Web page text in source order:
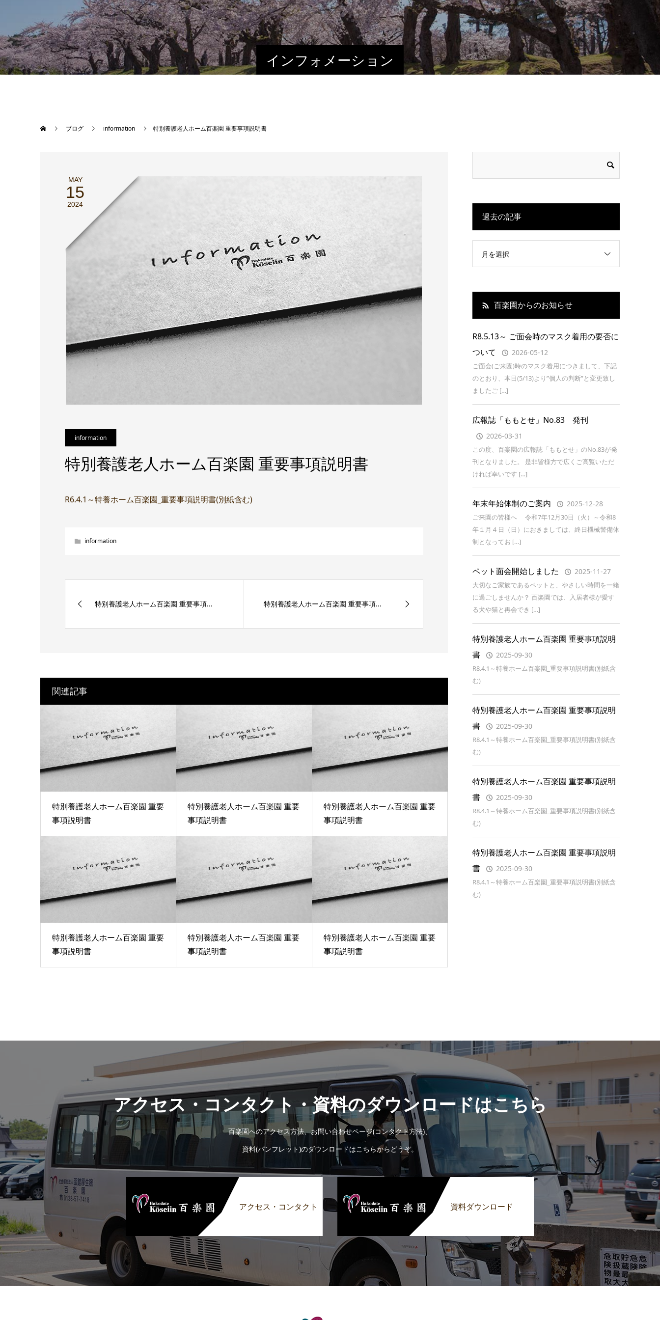
インフォメーション
ブログ information 特別養護老人ホーム百楽園 重要事項説明書
MAY
15
2024
information
特別養護老人ホーム百楽園 重要事項説明書
R6.4.1～特養ホーム百楽園_重要事項説明書(別紙含む)
information
特別養護老人ホーム百楽園 重要事項... 特別養護老人ホーム百楽園 重要事項...
関連記事
特別養護老人ホーム百楽園 重要
事項説明書
特別養護老人ホーム百楽園 重要
事項説明書
特別養護老人ホーム百楽園 重要
事項説明書
特別養護老人ホーム百楽園 重要
事項説明書
特別養護老人ホーム百楽園 重要
事項説明書
特別養護老人ホーム百楽園 重要
事項説明書
過去の記事
月を選択
百楽園からのお知らせ
R8.5.13～ ご面会時のマスク着用の要否に
ついて
2026-05-12
ご面会(ご来園)時のマスク着用につきまして、下記
のとおり、本日(5/13)より”個人の判断”と変更致し
ましたご […]
広報誌「ももとせ」No.83 発刊
2026-03-31
この度、百楽園の広報誌「ももとせ」のNo.83が発
刊となりました。 是非皆様方で広くご高覧いただ
ければ幸いです […]
年末年始体制のご案内 2025-12-28
ご来園の皆様へ 令和7年12月30日（火）～令和8
年１月４日（日）におきましては、終日機械警備体
制となってお […]
ペット面会開始しました 2025-11-27
大切なご家族であるペットと、やさしい時間を一緒
に過ごしませんか？ 百楽園では、入居者様が愛す
る犬や猫と再会でき […]
特別養護老人ホーム百楽園 重要事項説明
書
2025-09-30
R8.4.1～特養ホーム百楽園_重要事項説明書(別紙含
む)
特別養護老人ホーム百楽園 重要事項説明
書
2025-09-30
R8.4.1～特養ホーム百楽園_重要事項説明書(別紙含
む)
特別養護老人ホーム百楽園 重要事項説明
書
2025-09-30
R8.4.1～特養ホーム百楽園_重要事項説明書(別紙含
む)
特別養護老人ホーム百楽園 重要事項説明
書
2025-09-30
R8.4.1～特養ホーム百楽園_重要事項説明書(別紙含
む)
アクセス・コンタクト・資料のダウンロードはこちら
百楽園へのアクセス方法、お問い合わせページ(コンタクト方法)、
資料(パンフレット)のダウンロードはこちらからどうぞ。
アクセス・コンタクト 資料ダウンロード